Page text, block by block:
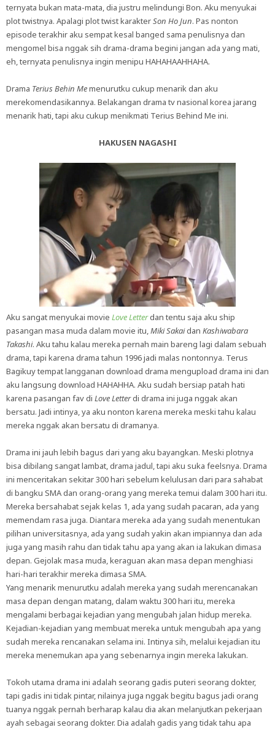
ternyata bukan mata-mata, dia justru melindungi Bon. Aku menyukai
plot twistnya. Apalagi plot twist karakterSon Ho Jun. Pas nonton
episode terakhir aku sempat kesal banged sama penulisnya dan
mengomel bisa nggak sih drama-drama begini jangan ada yang mati,
eh, ternyata penulisnya ingin menipu HAHAHAAHHAHA.
Drama Terius Behin Memenurutku cukup menarik dan aku
merekomendasikannya. Belakangan drama tv nasional korea jarang
menarik hati, tapi aku cukup menikmati Terius Behind Me ini.
HAKUSEN NAGASHI
Aku sangat menyukai movie Love Letterdan tentu saja aku ship
pasangan masa muda dalam movie itu,Miki Sakaidan Kashiwabara
Takashi. Aku tahu kalau mereka pernah main bareng lagi dalam sebuah
drama, tapi karena drama tahun 1996 jadi malas nontonnya. Terus
Bagikuy tempat langganan download drama mengupload drama ini dan
aku langsung download HAHAHHA. Aku sudah bersiap patah hati
karena pasangan fav di Love Letterdi drama ini juga nggak akan
bersatu. Jadi intinya, ya aku nonton karena mereka meski tahu kalau
mereka nggak akan bersatu di dramanya.
Drama ini jauh lebih bagus dari yang aku bayangkan. Meski plotnya
bisa dibilang sangat lambat, drama jadul, tapi aku suka feelsnya. Drama
ini menceritakan sekitar 300 hari sebelum kelulusan dari para sahabat
di bangku SMA dan orang-orang yang mereka temui dalam 300 hari itu.
Mereka bersahabat sejak kelas 1, ada yang sudah pacaran, ada yang
memendam rasa juga. Diantara mereka ada yang sudah menentukan
pilihan universitasnya, ada yang sudah yakin akan impiannya dan ada
juga yang masih rahu dan tidak tahu apa yang akan ia lakukan dimasa
depan. Gejolak masa muda, keraguan akan masa depan menghiasi
hari-hari terakhir mereka dimasa SMA.
Yang menarik menurutku adalah mereka yang sudah merencanakan
masa depan dengan matang, dalam waktu 300 hari itu, mereka
mengalami berbagai kejadian yang mengubah jalan hidup mereka.
Kejadian-kejadian yang membuat mereka untuk mengubah apa yang
sudah mereka rencanakan selama ini. Intinya sih, melalui kejadian itu
mereka menemukan apa yang sebenarnya ingin mereka lakukan.
Tokoh utama drama ini adalah seorang gadis puteri seorang dokter,
tapi gadis ini tidak pintar, nilainya juga nggak begitu bagus jadi orang
tuanya nggak pernah berharap kalau dia akan melanjutkan pekerjaan
ayah sebagai seorang dokter. Dia adalah gadis yang tidak tahu apa